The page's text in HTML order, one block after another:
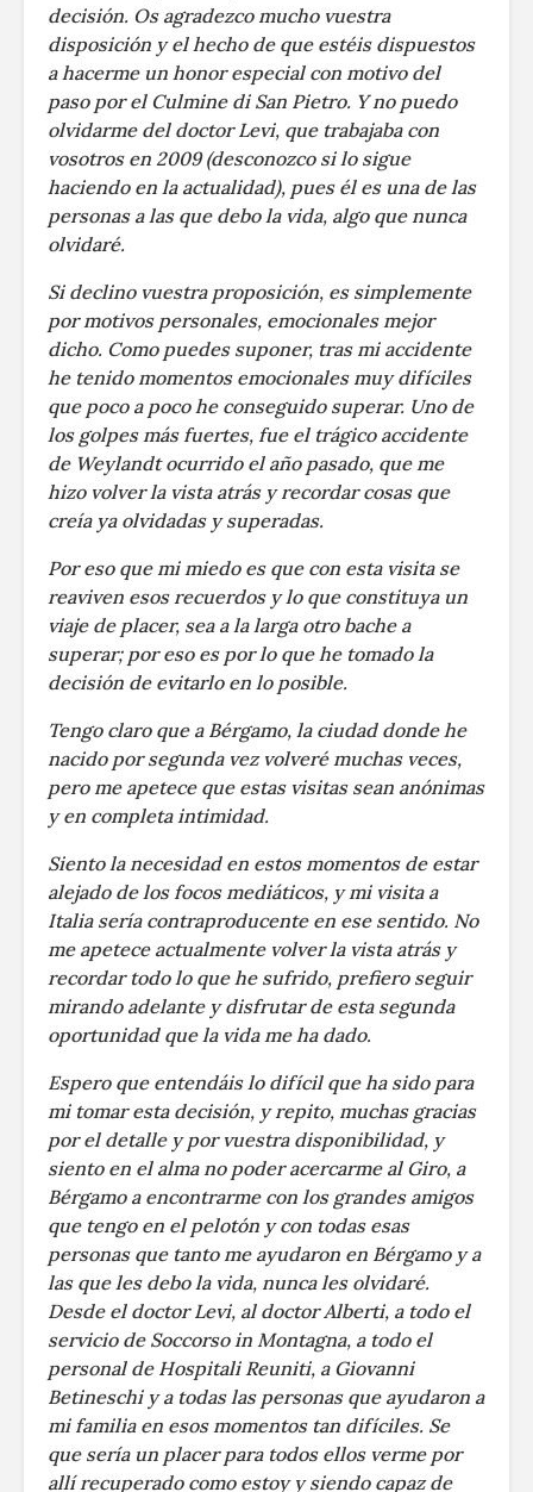
decisión. Os agradezco mucho vuestra
disposición y el hecho de que estéis dispuestos
a hacerme un honor especial con motivo del
paso por el Culmine di San Pietro. Y no puedo
olvidarme del doctor Levi, que trabajaba con
vosotros en 2009 (desconozco si lo sigue
haciendo en la actualidad), pues él es una de las
personas a las que debo la vida, algo que nunca
olvidaré.
Si declino vuestra proposición, es simplemente
por motivos personales, emocionales mejor
dicho. Como puedes suponer, tras mi accidente
he tenido momentos emocionales muy difíciles
que poco a poco he conseguido superar. Uno de
los golpes más fuertes, fue el trágico accidente
de Weylandt ocurrido el año pasado, que me
hizo volver la vista atrás y recordar cosas que
creía ya olvidadas y superadas.
Por eso que mi miedo es que con esta visita se
reaviven esos recuerdos y lo que constituya un
viaje de placer, sea a la larga otro bache a
superar; por eso es por lo que he tomado la
decisión de evitarlo en lo posible.
Tengo claro que a Bérgamo, la ciudad donde he
nacido por segunda vez volveré muchas veces,
pero me apetece que estas visitas sean anónimas
y en completa intimidad.
Siento la necesidad en estos momentos de estar
alejado de los focos mediáticos, y mi visita a
Italia sería contraproducente en ese sentido. No
me apetece actualmente volver la vista atrás y
recordar todo lo que he sufrido, prefiero seguir
mirando adelante y disfrutar de esta segunda
oportunidad que la vida me ha dado.
Espero que entendáis lo difícil que ha sido para
mi tomar esta decisión, y repito, muchas gracias
por el detalle y por vuestra disponibilidad, y
siento en el alma no poder acercarme al Giro, a
Bérgamo a encontrarme con los grandes amigos
que tengo en el pelotón y con todas esas
personas que tanto me ayudaron en Bérgamo y a
las que les debo la vida, nunca les olvidaré.
Desde el doctor Levi, al doctor Alberti, a todo el
servicio de Soccorso in Montagna, a todo el
personal de Hospitali Reuniti, a Giovanni
Betineschi y a todas las personas que ayudaron a
mi familia en esos momentos tan difíciles. Se
que sería un placer para todos ellos verme por
allí recuperado como estoy y siendo capaz de